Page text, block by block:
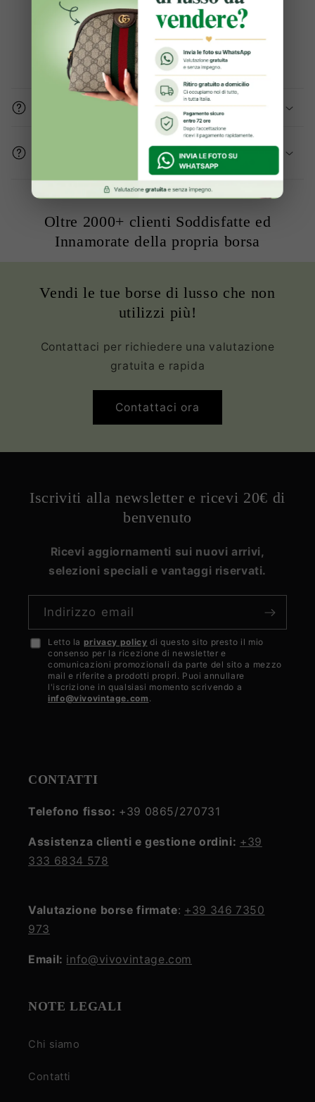
Domande frequenti
Gli articoli sono originali?
Come mi assicurate che le condizioni del
Oltre 2000+ clienti Soddisfatte ed
Innamorate della propria borsa
Vendi le tue borse di lusso che non
utilizzi più!
Contattaci per richiedere una valutazione
gratuita e rapida
Contattaci ora
Iscriviti alla newsletter e ricevi 20€ di
benvenuto
Ricevi aggiornamenti sui nuovi arrivi,
selezioni speciali e vantaggi riservati.
Indirizzo email
Accetto
privacy
policy
Letto la privacy policy di questo sito presto il mio
consenso per la ricezione di newsletter e
comunicazioni promozionali da parte del sito a mezzo
mail e riferite a prodotti propri. Puoi annullare
l'iscrizione in qualsiasi momento scrivendo a
info@vivovintage.com .
CONTATTI
Telefono fisso: +39 0865/270731
Assistenza clienti e gestione ordini: +39
333 6834 578
Valutazione borse firmate: +39 346 7350
973
Email: info@vivovintage.com
NOTE LEGALI
Chi siamo
Contatti